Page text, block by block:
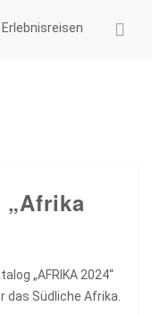
„Afrika
„AFRIKA 2024“
Südliche Afrika.